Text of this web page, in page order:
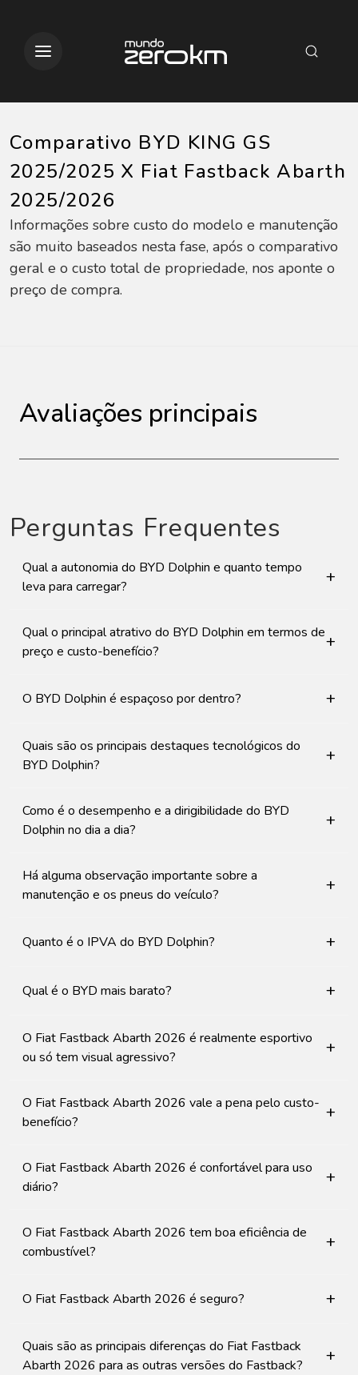
Comparativo BYD KING GS
2025/2025 X Fiat Fastback Abarth
2025/2026
Informações sobre custo do modelo e manutenção
são muito baseados nesta fase, após o comparativo
geral e o custo total de propriedade, nos aponte o
preço de compra.
Avaliações principais
Perguntas Frequentes
Qual a autonomia do BYD Dolphin e quanto tempo
leva para carregar?
+
Qual o principal atrativo do BYD Dolphin em termos de
preço e custo-benefício?
+
O BYD Dolphin é espaçoso por dentro? +
Quais são os principais destaques tecnológicos do
BYD Dolphin?
+
Como é o desempenho e a dirigibilidade do BYD
Dolphin no dia a dia?
+
Há alguma observação importante sobre a
manutenção e os pneus do veículo?
+
Quanto é o IPVA do BYD Dolphin? +
Qual é o BYD mais barato? +
O Fiat Fastback Abarth 2026 é realmente esportivo
ou só tem visual agressivo?
+
O Fiat Fastback Abarth 2026 vale a pena pelo custo-
benefício?
+
O Fiat Fastback Abarth 2026 é confortável para uso
diário?
+
O Fiat Fastback Abarth 2026 tem boa eficiência de
combustível?
+
O Fiat Fastback Abarth 2026 é seguro? +
Quais são as principais diferenças do Fiat Fastback
Abarth 2026 para as outras versões do Fastback?
+